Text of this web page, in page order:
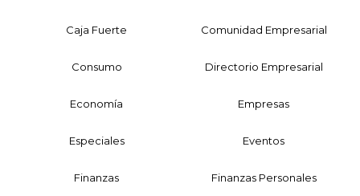
Caja Fuerte Comunidad Empresarial
Consumo Directorio Empresarial
Economía Empresas
Especiales Eventos
Finanzas Finanzas Personales